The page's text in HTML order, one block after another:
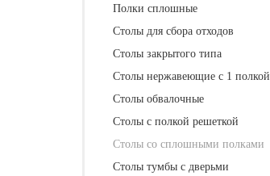
Полки сплошные
Столы для сбора отходов
Столы закрытого типа
Столы нержавеющие с 1 полкой
Столы обвалочные
Столы с полкой решеткой
Столы со сплошными полками
Столы тумбы с дверьми